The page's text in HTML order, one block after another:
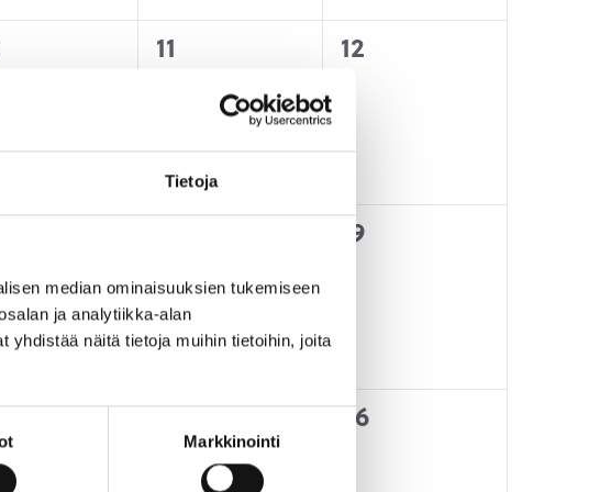
Tietoja
median ominaisuuksien tukemiseen
ja analytiikka-alan
yhdistää näitä tietoja muihin tietoihin, joita
Markkinointi
0
11
0
12
19
0
tapahtumat,
25
0
26